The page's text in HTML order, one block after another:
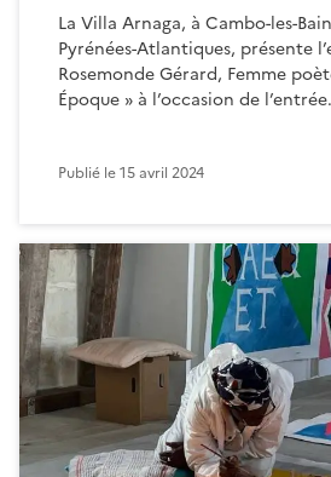
La Villa Arnaga, à Cambo-les-
Pyrénées-Atlantiques, présente
Rosemonde Gérard, Femme
Époque » à l’occasion de
Publié le15 avril 2024